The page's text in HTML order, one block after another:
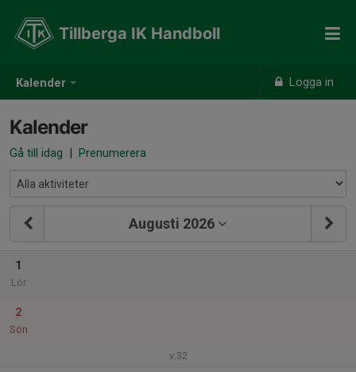
Kalender Logga in
Tillberga IK Handboll
Kalender
Gå till idag | Prenumerera
Augusti 2026
1
Lör
2
Sön
v.32